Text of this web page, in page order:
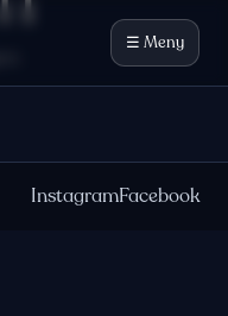
☰ Meny
InstagramFacebook